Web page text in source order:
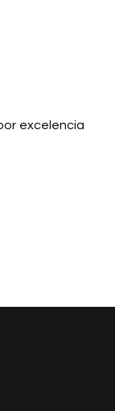
excelencia